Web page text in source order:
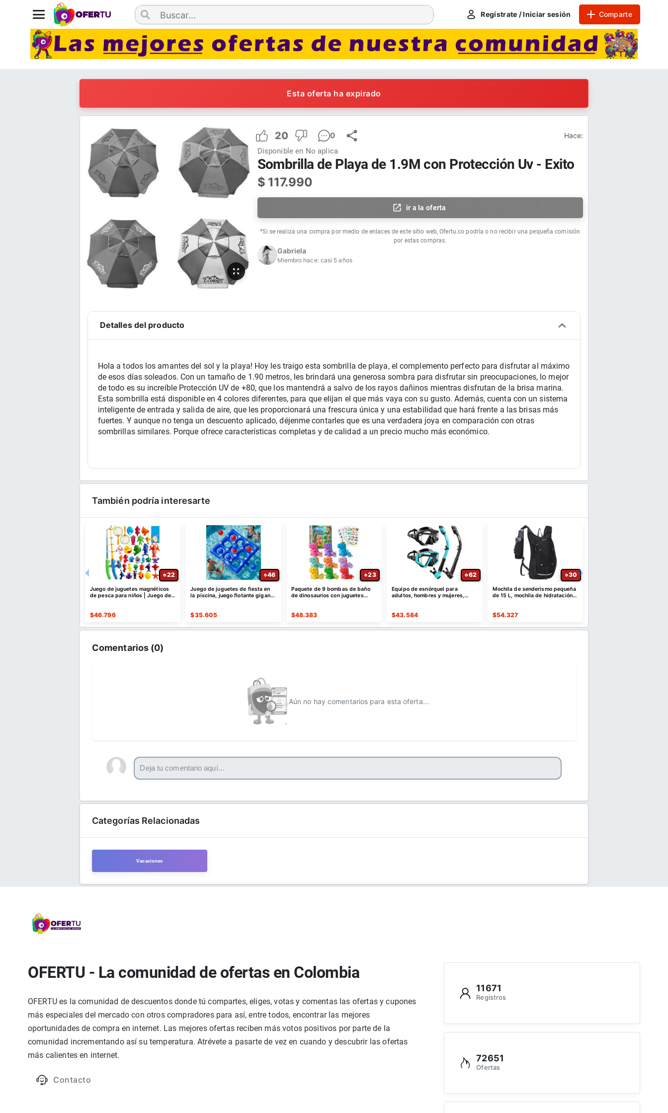
Regístrate / Iniciar sesión Comparte
Esta oferta ha expirado
20 0 Hace:
Disponible en No aplica
Sombrilla de Playa de 1.9M con Protección Uv - Exito
$ 117.990
ir a la oferta
*Si se realiza una compra por medio de enlaces de este sitio web, Ofertu.co podría o no recibir una pequeña comisión
por estas compras.
Gabriela
Miembro hace: casi 5 años
Detalles del producto
Hola a todos los amantes del sol y la playa! Hoy les traigo esta sombrilla de playa, el complemento perfecto para disfrutar al máximo
de esos días soleados. Con un tamaño de 1.90 metros, les brindará una generosa sombra para disfrutar sin preocupaciones, lo mejor
de todo es su increíble Protección UV de +80, que los mantendrá a salvo de los rayos dañinos mientras disfrutan de la brisa marina.
Esta sombrilla está disponible en 4 colores diferentes, para que elijan el que más vaya con su gusto. Además, cuenta con un sistema
inteligente de entrada y salida de aire, que les proporcionará una frescura única y una estabilidad que hará frente a las brisas más
fuertes. Y aunque no tenga un descuento aplicado, déjenme contarles que es una verdadera joya en comparación con otras
sombrillas similares. Porque ofrece características completas y de calidad a un precio mucho más económico.
También podría interesarte
22
Juego de juguetes magnéticos
de pesca para niños | Juego de
$46.796
46
Juego de juguetes de fiesta en
la piscina, juego flotante gigante
$35.605
23
Paquete de 9 bombas de baño
de dinosaurios con juguetes
$48.383
62
Equipo de esnórquel para
adultos, hombres y mujeres,
$43.584
30
Mochila de senderismo pequeña
de 15 L, mochila de hidratación
$54.327
Comentarios (0)
Aún no hay comentarios para esta oferta...
Categorías Relacionadas
Vacaciones
OFERTU - La comunidad de ofertas en Colombia
OFERTU es la comunidad de descuentos donde tú compartes, eliges, votas y comentas las ofertas y cupones
más especiales del mercado con otros compradores para así, entre todos, encontrar las mejores
oportunidades de compra en internet. Las mejores ofertas reciben más votos positivos por parte de la
comunidad incrementando así su temperatura. Atrévete a pasarte de vez en cuando y descubrir las ofertas
más calientes en internet.
Contacto
11671
Registros
72651
Ofertas